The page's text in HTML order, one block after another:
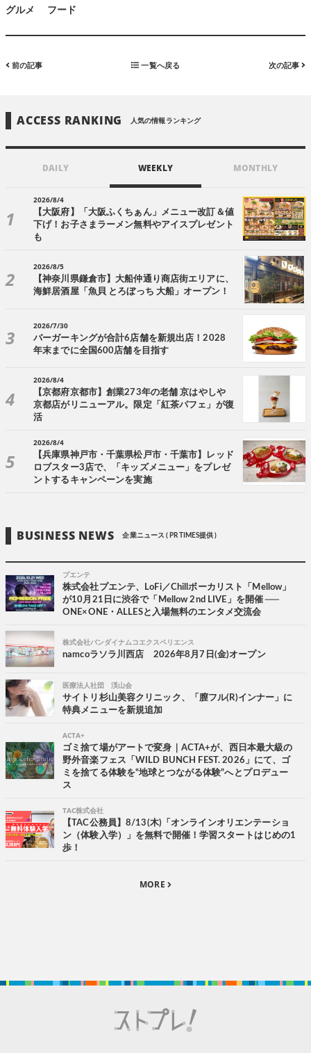
グルメ フード
前の記事 一覧へ戻る 次の記事
ACCESS RANKING 人気の情報ランキング
DAILY WEEKLY MONTHLY
2026/8/4
【大阪府】「大阪ふくちぁん」メニュー改訂＆値
下げ！お子さまラーメン無料やアイスプレゼント
も
2026/8/5
【神奈川県鎌倉市】大船仲通り商店街エリアに、
海鮮居酒屋「魚貝 とろぼっち 大船」オープン！
2026/7/30
バーガーキングが合計6店舗を新規出店！2028
年末までに全国600店舗を目指す
2026/8/4
【京都府京都市】創業273年の老舗 京はやしや
京都店がリニューアル。限定「紅茶パフェ」が復
活
2026/8/4
【兵庫県神戸市・千葉県松戸市・千葉市】レッド
ロブスター3店で、「キッズメニュー」をプレゼ
ントするキャンペーンを実施
BUSINESS NEWS 企業ニュース ( PR TIMES提供 )
プエンテ
株式会社プエンテ、LoFi／Chillボーカリスト「Mellow」
が10月21日に渋谷で「Mellow 2nd LIVE」を開催 ──
ONE×ONE・ALLESと入場無料のエンタメ交流会
株式会社バンダイナムコエクスペリエンス
namcoラソラ川西店 2026年8月7日(金)オープン
医療法人社団 渓山会
サイトリ杉山美容クリニック、「膣フル(R)インナー」に
特典メニューを新規追加
ACTA+
ゴミ捨て場がアートで変身｜ACTA+が、西日本最大級の
野外音楽フェス「WILD BUNCH FEST. 2026」にて、ゴ
ミを捨てる体験を“地球とつながる体験”へとプロデュー
ス
TAC株式会社
【TAC公務員】8/13(木)「オンラインオリエンテーショ
ン（体験入学）」を無料で開催！学習スタートはじめの1
歩！
MORE